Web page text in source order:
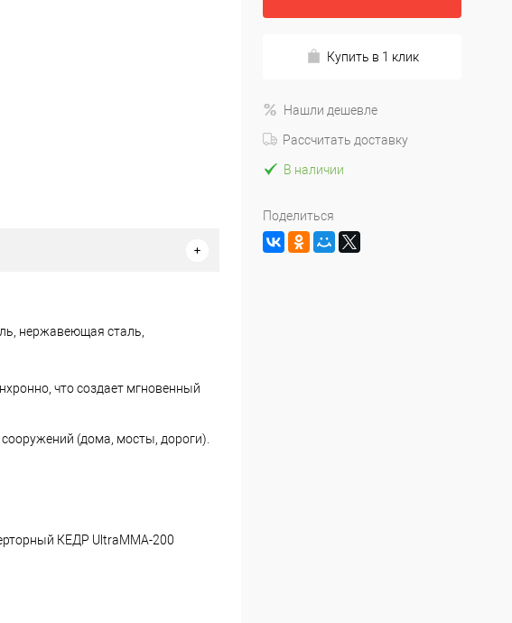
нержавеющая сталь,
что создает мгновенный
(дома, мосты, дороги).
КЕДР UltraMMA-200
Купить в 1 клик
Нашли дешевле
Рассчитать доставку
В наличии
Поделиться